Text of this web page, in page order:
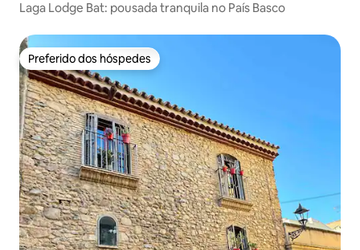
Laga Lodge Bat: pousada tranquila no País Basco
Preferido dos hóspedes
Preferido dos hóspedes